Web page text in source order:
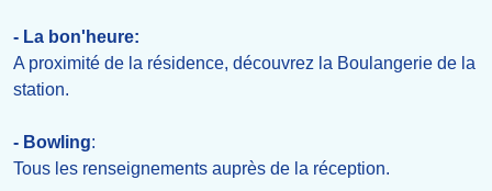
- La bon'heure:
A proximité de la résidence, découvrez la Boulangerie de la
station.
- Bowling:
Tous les renseignements auprès de la réception.